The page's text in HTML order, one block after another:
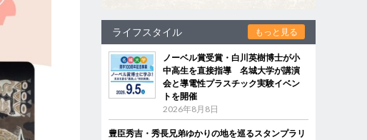
ライフスタイル もっと見る
ノーベル賞受賞・白川英樹博士が小
中高生を直接指導 名城大学が講演
会と導電性プラスチック実験イベン
トを開催
2026年8月8日
豊臣秀吉・秀長兄弟ゆかりの地を巡るスタンプラリ